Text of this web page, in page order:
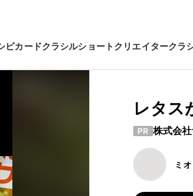
ピカードクラシルショートクリエイタークラ
レタス
PR 株式会
ミオ